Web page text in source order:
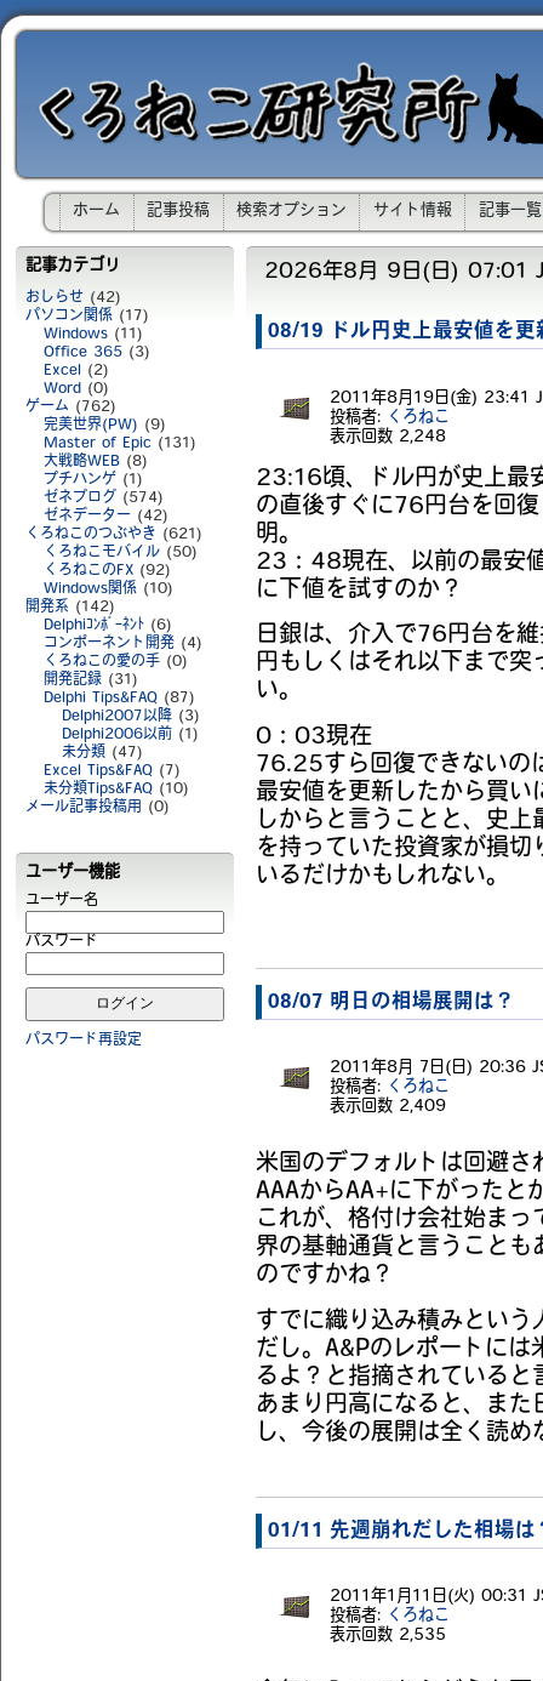
ホーム 記事投稿 検索オプション サイト情報 記事一覧
記事カテゴリ
おしらせ (42)
パソコン関係 (17)
Windows (11)
Office 365 (3)
Excel (2)
Word (0)
ゲーム (762)
完美世界(PW) (9)
Master of Epic (131)
大戦略WEB (8)
プチハンゲ (1)
ゼネブログ
(574)
ゼネデーター (42)
くろねこのつぶやき (621)
くろねこモバイル (50)
くろねこのFX (92)
Windows関係 (10)
開発系 (142)
Delphiｺﾝﾎﾟｰﾈﾝﾄ (6)
コンポーネント開発 (4)
くろねこの愛の手 (0)
開発記録 (31)
Delphi Tips&FAQ (87)
Delphi2007以降 (3)
Delphi2006以前 (1)
未分類 (47)
Excel Tips&FAQ (7)
未分類Tips&FAQ (10)
メール記事投稿用
(0)
ユーザー機能
ユーザー名
パスワード
パスワード再設定
2026年8月 9日(日) 07:01
08/19 ドル円史上最安値を
2011年8月19日(金) 23:41
投稿者:
くろねこ
表示回数 2,248
23:16頃、ドル円が史上最
の直後すぐに76円台を回
明。
23：48現在、以前の最安
に下値を試すのか？
日銀は、介入で76円台を
円もしくはそれ以下まで
い。
0：03現在
76.25すら回復できないの
最安値を更新したから買
しからと言うことと、史
を持っていた投資家が損
いるだけかもしれない。
08/07 明日の相場展開は？
2011年8月 7日(日) 20:36
投稿者:
くろねこ
表示回数 2,409
米国のデフォルトは回避さ
AAAからAA+に下がったと
これが、格付け会社始ま
界の基軸通貨と言うことも
のですかね？
すでに織り込み積みとい
だし。A&Pのレポートに
るよ？と指摘されている
あまり円高になると、ま
し、今後の展開は全く読め
01/11 先週崩れだした相場は
2011年1月11日(火) 00:31
投稿者:
くろねこ
表示回数 2,535